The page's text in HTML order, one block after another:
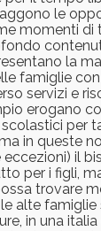
le
momenti di
la
famiglie
servizi e
erogano
per
in queste
eccezioni) il
per i figli,
trovare
alte famiglie
in una